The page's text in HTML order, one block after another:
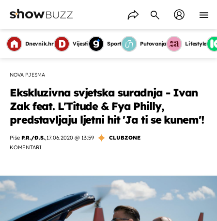
Dnevnik.hr Vijesti Sport Putovanja Lifestyle
NOVA PJESMA
Ekskluzivna svjetska suradnja - Ivan
Zak feat. L'Titude & Fya Philly,
predstavljaju ljetni hit 'Ja ti se kunem'!
Piše P.R./Đ.S.,17.06.2020 @ 13:59
CLUBZONE
KOMENTARI
OMOGUĆI OBAVIJESTI